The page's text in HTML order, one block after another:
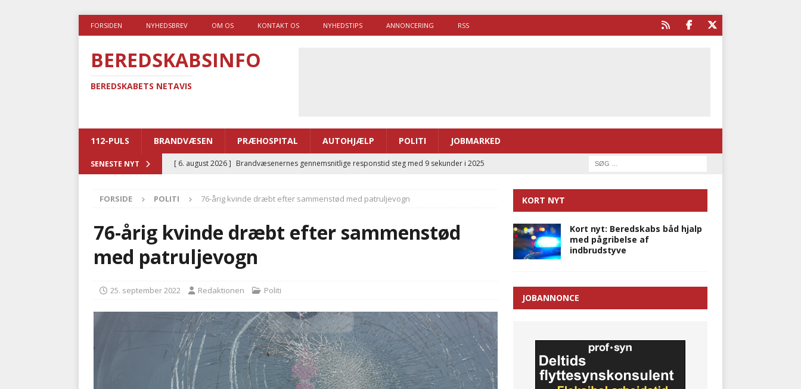
FORSIDEN NYHEDSBREV OM OS KONTAKT OS NYHEDSTIPS ANNONCERING RSS
BEREDSKABSINFO
BEREDSKABETS NETAVIS
112-PULS BRANDVÆSEN PRÆHOSPITAL AUTOHJÆLP POLITI JOBMARKED
SENESTE NYT [ 6. august 2026 ] Brandvæsenernes gennemsnitlige responstid steg med 9 sekunder i 2025
[ 5. august 2026 ] Advarer: Udløb af sygetransporttilladelser kan sende 400.000 kørsler over
i det offentlige
PRÆHOSPITAL
[ 4. august 2026 ] Brandvæsenerne brugte lidt længere tid på at komme af sted i 2025
BRANDVÆSEN
nødsporet
AUTOHJÆLP
FORSIDE POLITI 76-årig kvinde dræbt efter sammenstød med patruljevogn
76-årig kvinde dræbt efter sammenstød
med patruljevogn
25. september 2022 Redaktionen Politi
KORT NYT
Kort nyt: Beredskabs båd hjalp
med pågribelse af
indbrudstyve
JOBANNONCE